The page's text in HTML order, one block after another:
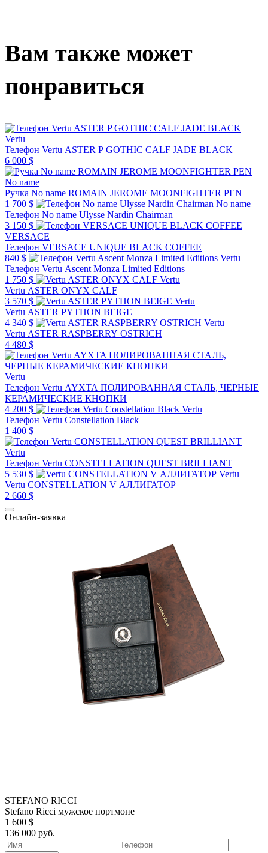
Вам также может
понравиться
Vertu
Телефон Vertu ASTER P GOTHIC CALF JADE BLACK
6 000 $
No name
Ручка No name ROMAIN JEROME MOONFIGHTER PEN
1 700 $
No name
Телефон No name Ulysse Nardin Chairman
3 150 $
VERSACE
Телефон VERSACE UNIQUE BLACK COFFEE
840 $
Vertu
Телефон Vertu Ascent Monza Limited Editions
1 750 $
Vertu
Vertu ASTER ONYX CALF
3 570 $
Vertu
Vertu ASTER PYTHON BEIGE
4 340 $
Vertu
Vertu ASTER RASPBERRY OSTRICH
4 480 $
Vertu
Телефон Vertu AYXTA ПОЛИРОВАННАЯ СТАЛЬ, ЧЕРНЫЕ
КЕРАМИЧЕСКИЕ КНОПКИ
4 200 $
Vertu
Телефон Vertu Constellation Black
1 400 $
Vertu
Телефон Vertu CONSTELLATION QUEST BRILLIANT
5 530 $
Vertu
Vertu CONSTELLATION V АЛЛИГАТОР
2 660 $
Онлайн-заявка
STEFANO RICCI
Stefano Ricci мужское портмоне
1 600 $
136 000 руб.